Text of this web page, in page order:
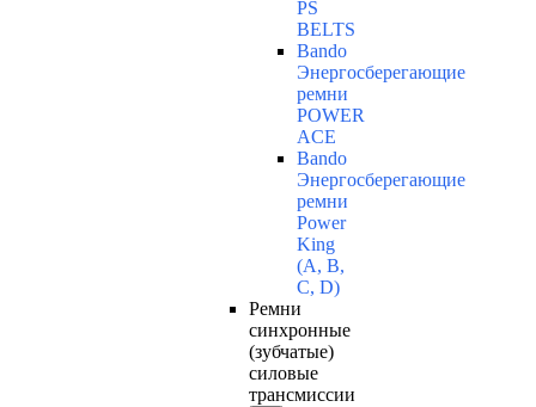
PS
BELTS
Bando
Энергосберегающие
ремни
POWER
ACE
Bando
Энергосберегающие
ремни
Power
King
(A, B,
C, D)
Ремни
синхронные
(зубчатые)
силовые
трансмиссии